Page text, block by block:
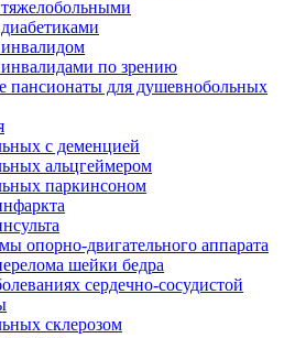
тяжелобольными
инвалидом
инвалидами по зрению
пансионаты для душевнобольных
с деменцией
альцгеймером
паркинсоном
опорно-двигательного аппарата
шейки бедра
сердечно-сосудистой
склерозом